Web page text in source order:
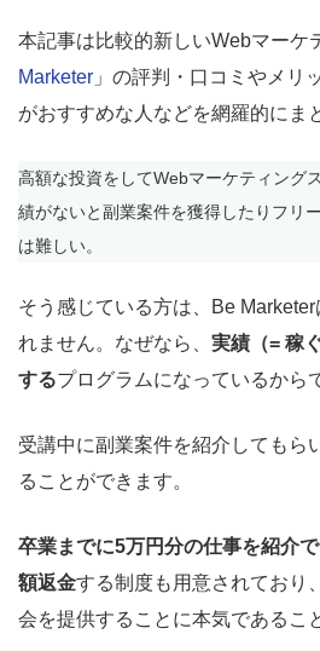
本記事は比較的新しいWebマーケ
Marketer 」の評判・口コミやメリ
がおすすめな人などを網羅的にま
高額な投資をしてWebマーケティング
績がないと副業案件を獲得したりフリ
は難しい。
そう感じている方は、Be
れません。なぜなら、 実績（= 稼
するプログラムになっているから
受講中に副業案件を紹介してもら
ることができます。
卒業までに5万円分の仕事を紹介
額返金する制度も用意されており
会を提供することに本気であるこ